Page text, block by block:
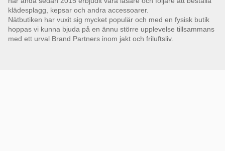
klädesplagg, kepsar och andra accessoarer.
Nätbutiken har vuxit sig mycket populär och med en fysisk butik
hoppas vi kunna bjuda på en ännu större upplevelse tillsammans
med ett urval Brand Partners inom jakt och friluftsliv.